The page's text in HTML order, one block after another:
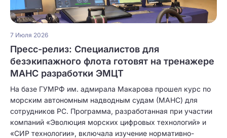
7 Июля 2026
Пресс-релиз: Специалистов для
безэкипажного флота готовят на тренажере
МАНС разработки ЭМЦТ
На базе ГУМРФ им. адмирала Макарова прошел курс по
морским автономным надводным судам (МАНС) для
сотрудников РС. Программа, разработанная при участии
компаний «Эволюция морских цифровых технологий» и
«СИР технологии», включала изучение нормативно-